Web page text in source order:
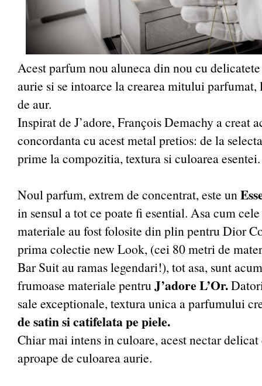
Acest parfum nou aluneca din nou cu
aurie si se intoarce la crearea mitului parfumat,
de aur.
Inspirat de J’adore, François Demachy a creat
concordanta cu acest metal pretios: de la
prime la compozitia, textura si culoarea
Noul parfum, extrem de concentrat, este un
in sensul a tot ce poate fi esential. Asa cum
materiale au fost folosite din plin pentru Dior
prima colectie new Look, (cei 80 metri de
Bar Suit au ramas legendari!), tot asa, sunt
frumoase materiale pentruJ’adore L’Or.
sale exceptionale, textura unica a parfumului
de satin si catifelata pe piele.
Chiar mai intens in culoare, acest nectar delicat
aproape de culoarea aurie.